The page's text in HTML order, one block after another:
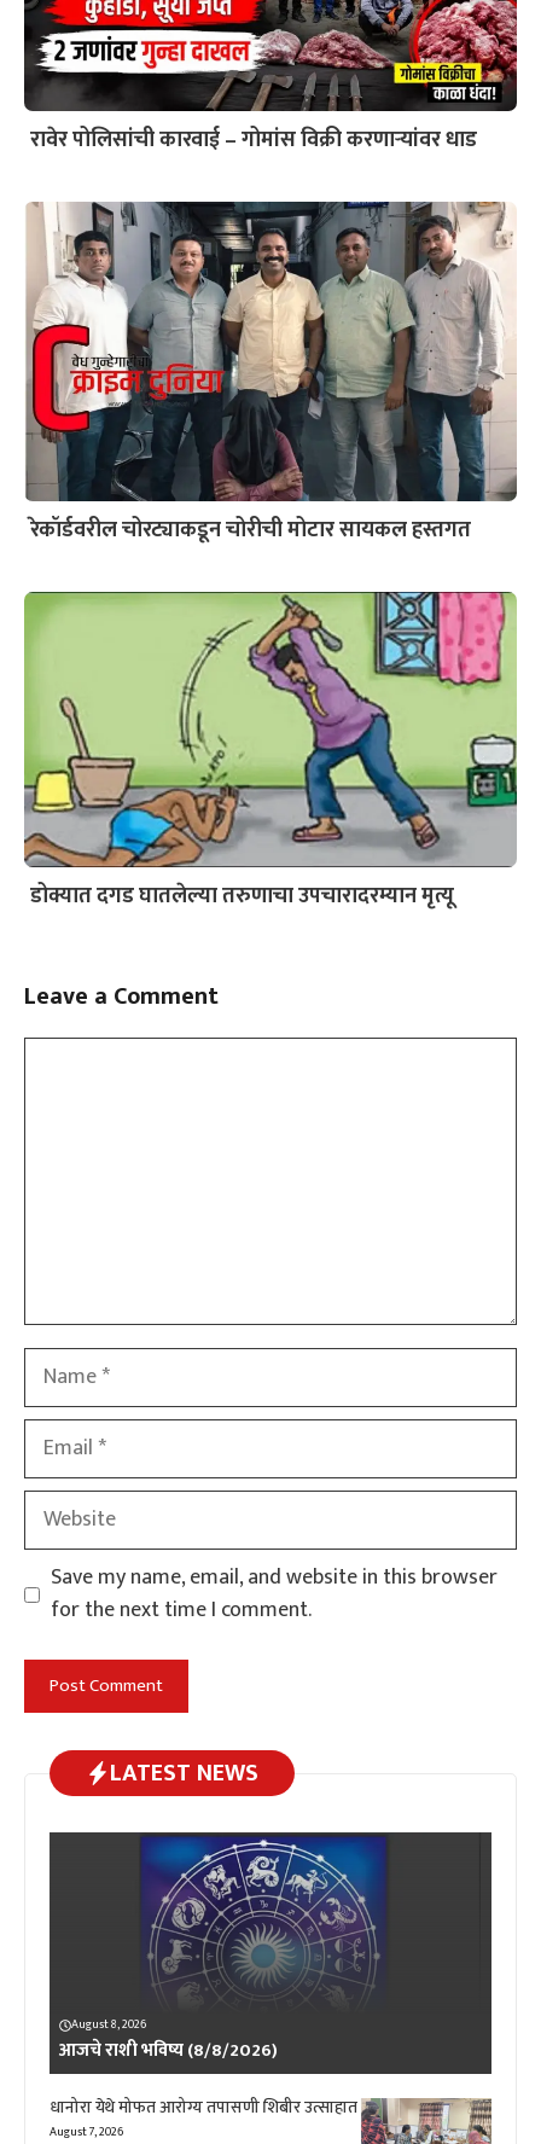
रावेर पोलिसांची कारवाई – गोमांस विक्री करणाऱ्यांवर धाड
रेकॉर्डवरील चोरट्याकडून चोरीची मोटार सायकल हस्तगत
डोक्यात दगड घातलेल्या तरुणाचा उपचारादरम्यान मृत्यू
Leave a Comment
Name
Email
Website
Save my name, email, and website in this browser
for the next time I comment.
LATEST NEWS
August 8, 2026
आजचे राशी भविष्य (8/8/2026)
धानोरा येथे मोफत आरोग्य तपासणी शिबीर उत्साहात
August 7, 2026